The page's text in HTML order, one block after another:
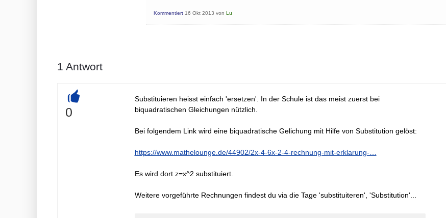
Kommentiert 16 Okt 2013 von Lu
1 Antwort
+
0
Substituieren heisst einfach 'ersetzen'. In der Schule ist das meist zuerst bei
biquadratischen Gleichungen nützlich.
Bei folgendem Link wird eine biquadratische Gelichung mit Hilfe von Substitution gelöst:
https://www.mathelounge.de/44902/2x-4-6x-2-4-rechnung-mit-erklarung-…
Es wird dort z=x^2 substituiert.
Weitere vorgeführte Rechnungen findest du via die Tage 'substituiteren', 'Substitution'...